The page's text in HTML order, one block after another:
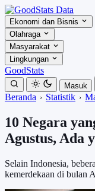
Ekonomi dan Bisnis
Olahraga
Masyarakat
Lingkungan
GoodStats
Masuk
Beranda Statistik
10 Negara
Agustus, Ada
Selain Indonesia,
kemerdekaan di bulan